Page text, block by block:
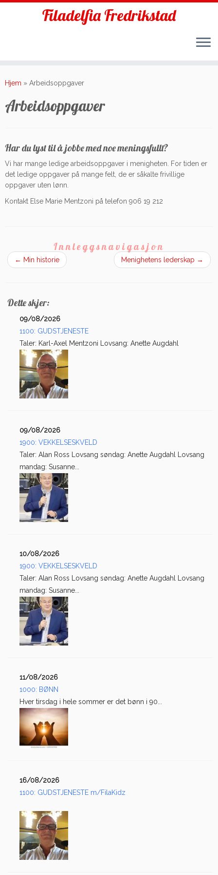
to
Filadelfia Fredrikstad
Hjem » Arbeidsoppgaver
Arbeidsoppgaver
Har du lyst til å jobbe med noe meningsfullt?
Vi har mange ledige arbeidsoppgaver i menigheten. For tiden er
det ledige oppgaver på mange felt, de er såkalte frivillige
oppgaver uten lønn.
Kontakt Else Marie Mentzoni på telefon 906 19 212
Innleggsnavigasjon
← Min historie Menighetens lederskap →
Dette skjer:
09/08/2026
1100: GUDSTJENESTE
Taler: Karl-Axel Mentzoni Lovsang: Anette Augdahl
09/08/2026
1900: VEKKELSESKVELD
Taler: Alan Ross Lovsang søndag: Anette Augdahl Lovsang
mandag: Susanne...
10/08/2026
1900: VEKKELSESKVELD
Taler: Alan Ross Lovsang søndag: Anette Augdahl Lovsang
mandag: Susanne...
11/08/2026
1000: BØNN
Hver tirsdag i hele sommer er det bønn i 90...
16/08/2026
1100: GUDSTJENESTE m/FilaKidz